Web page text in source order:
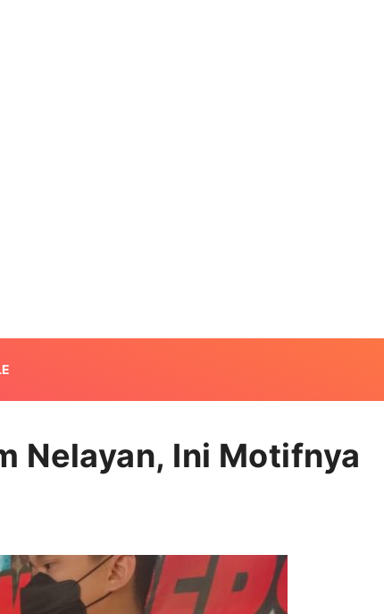
Nelayan, Ini Motifnya